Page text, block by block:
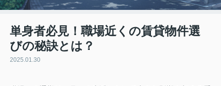
単身者必見！職場近くの賃貸物件選
びの秘訣とは？
2025.01.30